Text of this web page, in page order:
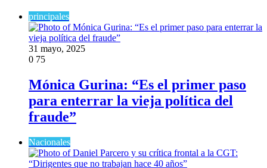
principales
31 mayo, 2025
0 75
Mónica Gurina: “Es el primer paso
para enterrar la vieja política del
fraude”
Nacionales